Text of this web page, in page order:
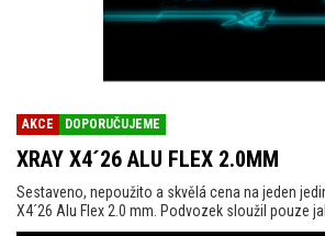
AKCE DOPORUČUJEME
XRAY X4´26 ALU FLEX 2.0MM
Sestaveno, nepoužito a skvělá cena na jeden
X4´26 Alu Flex 2.0 mm. Podvozek sloužil pouze